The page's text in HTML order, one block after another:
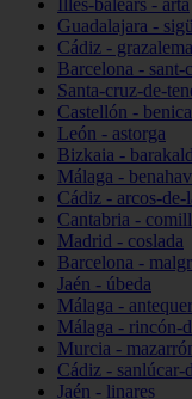
Illes-balears - artà
Guadalajara -
Cádiz - grazalema
Barcelona - sant-
Santa-cruz-de-
Castellón -
León - astorga
Bizkaia -
Málaga -
Cádiz - arcos-de-
Cantabria -
Madrid - coslada
Barcelona -
Jaén - úbeda
Málaga -
Málaga - rincón-
Murcia -
Cádiz - sanlúcar-
Jaén - linares